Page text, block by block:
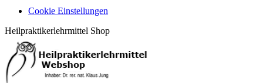
Cookie Einstellungen
Heilpraktikerlehrmittel Shop